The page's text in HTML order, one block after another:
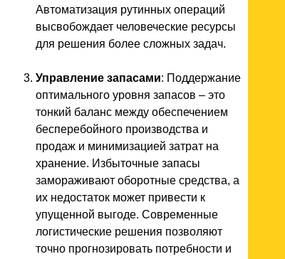
Автоматизация рутинных операций
высвобождает человеческие ресурсы
для решения более сложных задач.
Управление запасами: Поддержание
оптимального уровня запасов – это
тонкий баланс между обеспечением
бесперебойного производства и
продаж и минимизацией затрат на
хранение. Избыточные запасы
замораживают оборотные средства, а
их недостаток может привести к
упущенной выгоде. Современные
логистические решения позволяют
точно прогнозировать потребности и